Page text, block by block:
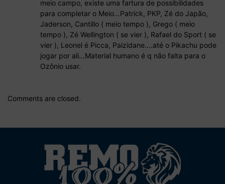
meio campo, existe uma fartura de possibilidades
para completar o Meio…Patrick, PKP, Zé do Japão,
Jaderson, Cantillo ( meio tempo ), Grego ( meio
tempo ), Zé Wellington ( se vier ), Rafael do Sport ( se
vier ), Leonel é Picca, Paizidane….até o Pikachu pode
jogar por ali…Material humano é q não falta para o
Ozônio usar.
Comments are closed.